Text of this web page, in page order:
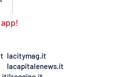
lacitymag.it
lacapitalenews.it